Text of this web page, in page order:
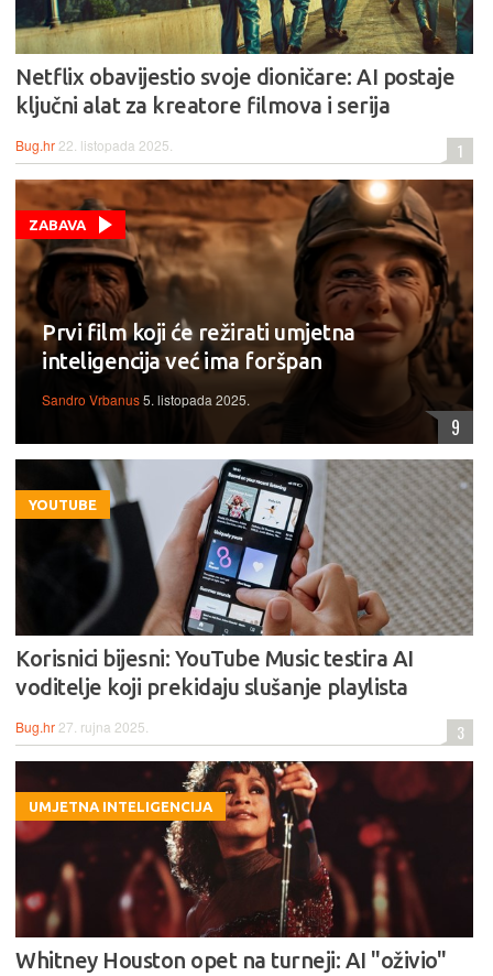
Netflix obavijestio svoje dioničare: AI postaje
ključni alat za kreatore filmova i serija
Bug.hr 22. listopada 2025. 1
ZABAVA
Prvi film koji će režirati umjetna
inteligencija već ima foršpan
Sandro Vrbanus5. listopada 2025.
9
YOUTUBE
Korisnici bijesni: YouTube Music testira AI
voditelje koji prekidaju slušanje playlista
Bug.hr 27. rujna 2025. 3
UMJETNA INTELIGENCIJA
Whitney Houston opet na turneji: AI "oživio"